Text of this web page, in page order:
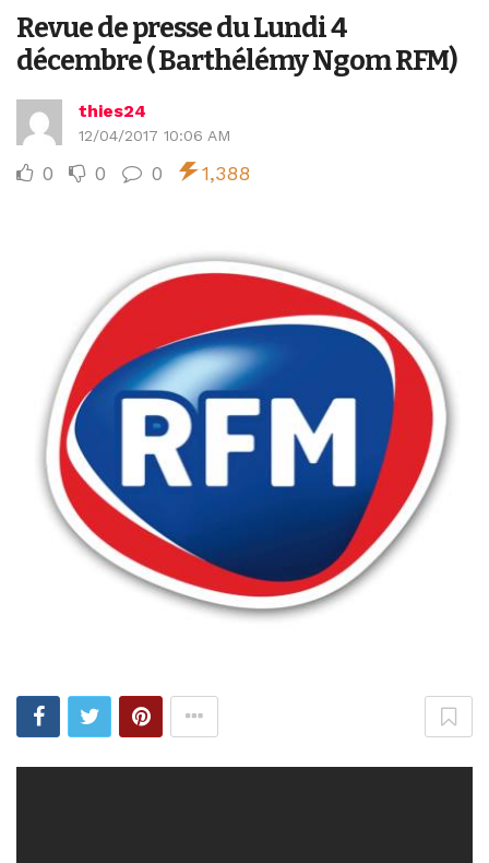
Revue de presse du Lundi 4
décembre ( Barthélémy Ngom RFM)
thies24
12/04/2017 10:06 AM
0 0 0 1,388